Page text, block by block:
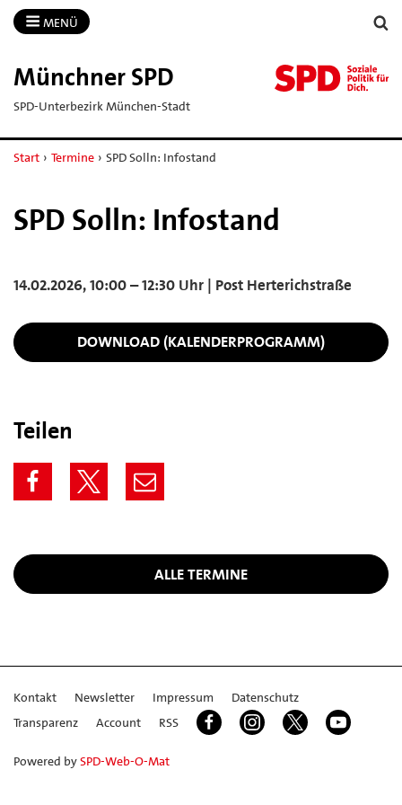
MENÜ
Münchner SPD
SPD-Unterbezirk München-Stadt
Start › Termine › SPD Solln: Infostand
SPD Solln: Infostand
14.02.2026, 10:00 – 12:30 Uhr | Post Herterichstraße
DOWNLOAD (KALENDERPROGRAMM)
Teilen
ALLE TERMINE
Kontakt Newsletter Impressum
Datenschutz
Transparenz
Account RSS
Powered bySPD-Web-O-Mat